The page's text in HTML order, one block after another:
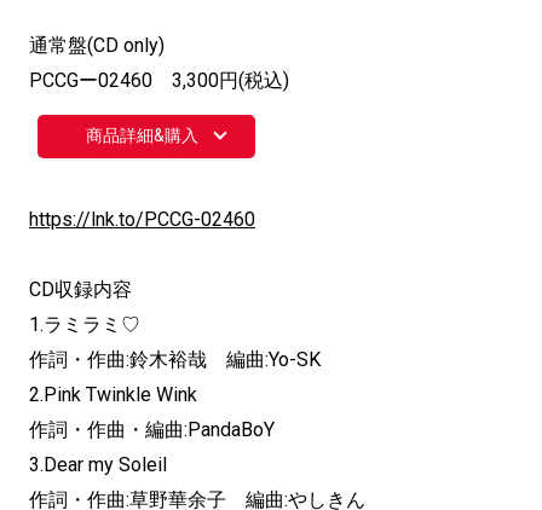
通常盤(CD only)
PCCGー02460 3,300円(税込)
商品詳細&購入
https://lnk.to/PCCG-02460
CD収録内容
1.ラミラミ♡
作詞・作曲:鈴木裕哉 編曲:Yo-SK
2.Pink Twinkle Wink
作詞・作曲・編曲:PandaBoY
3.Dear my Soleil
作詞・作曲:草野華余子 編曲:やしきん